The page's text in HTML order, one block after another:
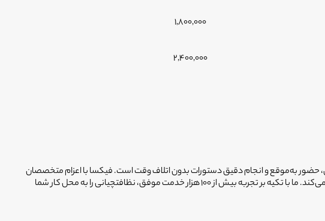
1,800,000
2,400,000
حضور به‌موقع و انجام دقیق دستورات بدون اتلاف وقت است. فیکسا با اعزام متخصصان
آموزش‌دیده که مراحل سخت‌گیرانه احراز هویت، بررسی سوءپیشینه و تایید سلامت فردی را گذرانده‌اند، امنیت و کیفیت را در محیط کار شما تضمین می‌کند. ما با تکیه بر تجربه بیش از ۱۰۰ هزار خدمت موفق، نظافتچیانی را به محل کار شما